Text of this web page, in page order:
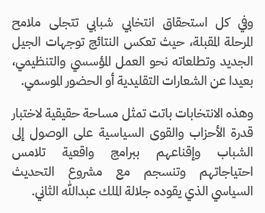
وفي كل استحقاق انتخابي شبابي تتجلى ملامح
المرحلة المقبلة، حيث تعكس النتائج توجهات الجيل
الجديد وتطلعاته نحو العمل المؤسسي والتنظيمي،
بعيدا عن الشعارات التقليدية أو الحضور الموسمي.
وهذه الانتخابات باتت تمثل مساحة حقيقية لاختبار
قدرة الأحزاب والقوى السياسية على الوصول إلى
الشباب وإقناعهم ببرامج واقعية تلامس
احتياجاتهم وتنسجم مع مشروع التحديث
السياسي الذي يقوده جلالة الملك عبدالله الثاني.